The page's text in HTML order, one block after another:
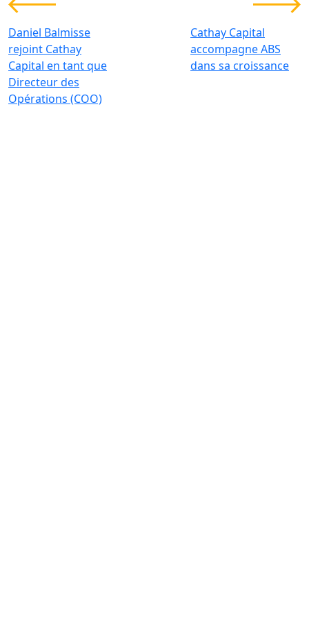
Daniel Balmisse
rejoint Cathay
Capital en tant que
Directeur des
Opérations (COO)
Cathay Capital
accompagne ABS
dans sa croissance